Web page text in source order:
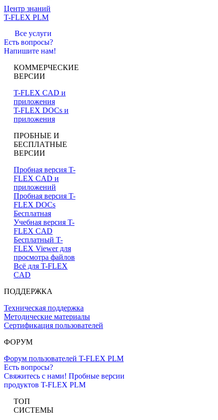
Центр знаний
T-FLEX PLM
Все услуги
Есть вопросы?
Напишите нам!
КОММЕРЧЕСКИЕ
ВЕРСИИ
T-FLEX CAD и
приложения
T-FLEX DOCs и
приложения
ПРОБНЫЕ И
БЕСПЛАТНЫЕ
ВЕРСИИ
Пробная версия T-
FLEX CAD и
приложений
Пробная версия T-
FLEX DOCs
Бесплатная
Учебная версия T-
FLEX CAD
Бесплатный T-
FLEX Viewer для
просмотра файлов
Всё для T-FLEX
CAD
ПОДДЕРЖКА
Техническая поддержка
Методические материалы
Сертификация пользователей
ФОРУМ
Форум пользователей T-FLEX PLM
Есть вопросы?
Свяжитесь с нами! Пробные версии
продуктов T-FLEX PLM
ТОП
СИСТЕМЫ